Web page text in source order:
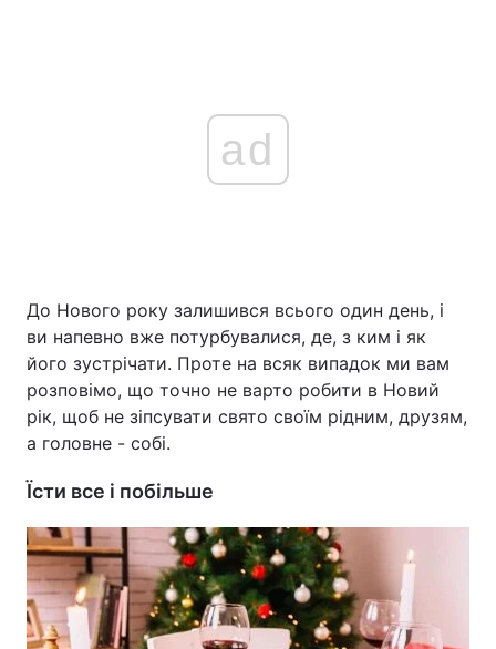
Економіка Світ
Спорт Наука
Техно і зв'язок
Зброя
Здоров'я Туризм
Цікавинки Погода
Екологія Регіони
ad
До Нового року залишився всього один день, і
ви напевно вже потурбувалися, де, з ким і як
його зустрічати. Проте на всяк випадок ми вам
розповімо, що точно не варто робити в Новий
рік, щоб не зіпсувати свято своїм рідним, друзям,
а головне - собі.
Їсти все і побільше